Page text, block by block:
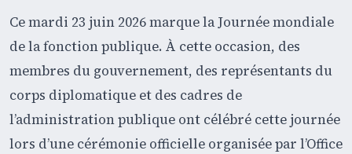
Ce mardi 23 juin 2026 marque la Journée mondiale
de la fonction publique. À cette occasion, des
membres du gouvernement, des représentants du
corps diplomatique et des cadres de
l’administration publique ont célébré cette journée
lors d’une cérémonie officielle organisée par l’Office